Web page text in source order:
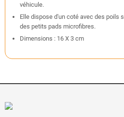
véhicule.
Elle dispose d'un coté avec des poils
des petits pads microfibres.
Dimensions : 16 X 3 cm